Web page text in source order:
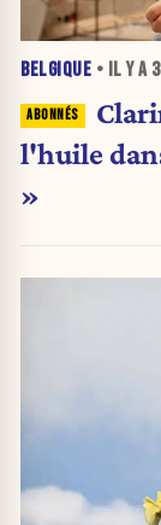
BELGIQUE • IL Y A
l'huile
»